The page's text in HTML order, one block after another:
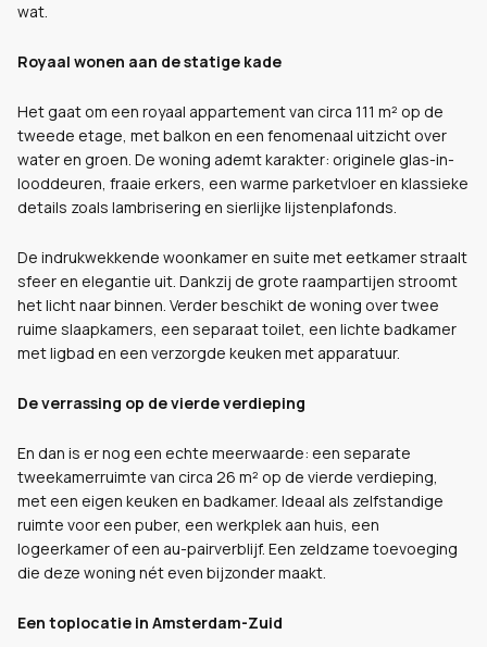
wat.
Royaal wonen aan de statige kade
Het gaat om een royaal appartement van circa 111 m² op de
tweede etage, met balkon en een fenomenaal uitzicht over
water en groen. De woning ademt karakter: originele glas-in-
looddeuren, fraaie erkers, een warme parketvloer en klassieke
details zoals lambrisering en sierlijke lijstenplafonds.
De indrukwekkende woonkamer en suite met eetkamer straalt
sfeer en elegantie uit. Dankzij de grote raampartijen stroomt
het licht naar binnen. Verder beschikt de woning over twee
ruime slaapkamers, een separaat toilet, een lichte badkamer
met ligbad en een verzorgde keuken met apparatuur.
De verrassing op de vierde verdieping
En dan is er nog een echte meerwaarde: een separate
tweekamerruimte van circa 26 m² op de vierde verdieping,
met een eigen keuken en badkamer. Ideaal als zelfstandige
ruimte voor een puber, een werkplek aan huis, een
logeerkamer of een au-pairverblijf. Een zeldzame toevoeging
die deze woning nét even bijzonder maakt.
Een toplocatie in Amsterdam-Zuid